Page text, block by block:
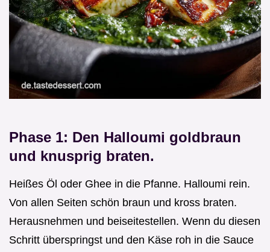
Phase 1: Den Halloumi goldbraun
und knusprig braten.
Heißes Öl oder Ghee in die Pfanne. Halloumi rein.
Von allen Seiten schön braun und kross braten.
Herausnehmen und beiseitestellen. Wenn du diesen
Schritt überspringst und den Käse roh in die Sauce